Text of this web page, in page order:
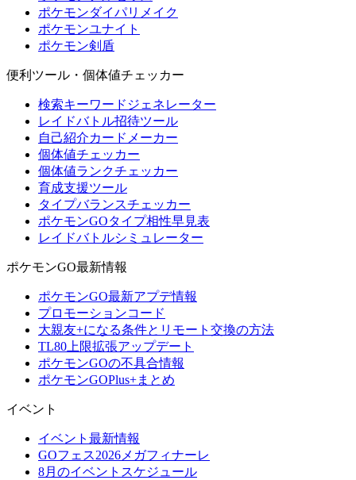
ポケモンダイパリメイク
ポケモンユナイト
ポケモン剣盾
便利ツール・個体値チェッカー
検索キーワードジェネレーター
レイドバトル招待ツール
自己紹介カードメーカー
個体値チェッカー
個体値ランクチェッカー
育成支援ツール
タイプバランスチェッカー
ポケモンGOタイプ相性早見表
レイドバトルシミュレーター
ポケモンGO最新情報
ポケモンGO最新アプデ情報
プロモーションコード
大親友+になる条件とリモート交換の方法
TL80上限拡張アップデート
ポケモンGOの不具合情報
ポケモンGOPlus+まとめ
イベント
イベント最新情報
GOフェス2026メガフィナーレ
8月のイベントスケジュール